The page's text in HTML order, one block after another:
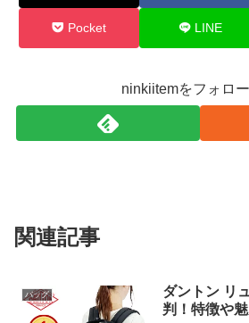
Pocket LINE
ninkiitemをフォロ
関連記事
バッグ
ダントン リ
判！特徴や